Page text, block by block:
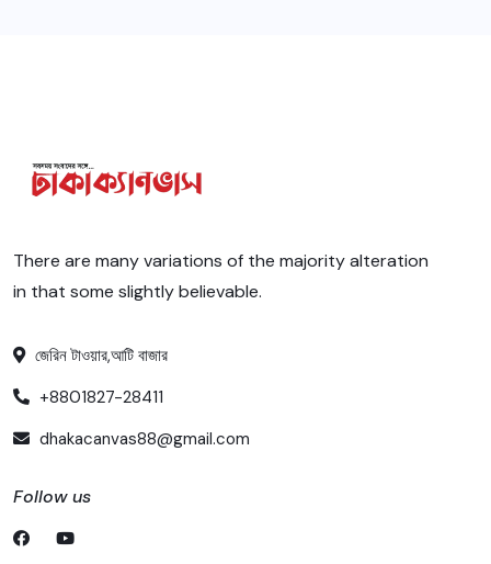
There are many variations of the majority alteration
in that some slightly believable.
জেরিন টাওয়ার,আটি বাজার
+8801827-28411
dhakacanvas88@gmail.com
Follow us